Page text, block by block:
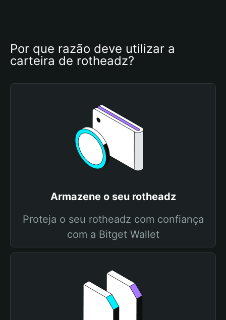
Por que razão deve utilizar a
carteira de rotheadz?
Armazene o seu rotheadz
Proteja o seu rotheadz com confiança
com a Bitget Wallet